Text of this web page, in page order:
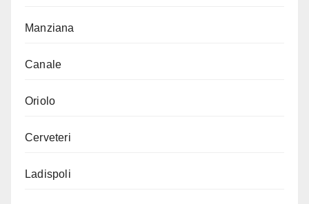
Manziana
Canale
Oriolo
Cerveteri
Ladispoli